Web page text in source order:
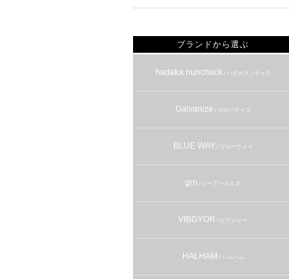
ブランドから選ぶ
hadaka nunchack/ ハダカヌンチャク
Galvanize / ガルバナイズ
BLUE WAY / ブルーウェイ
grn / ジーアールエヌ
VIBGYOR / ビブジョー
HALHAM / ハルハム